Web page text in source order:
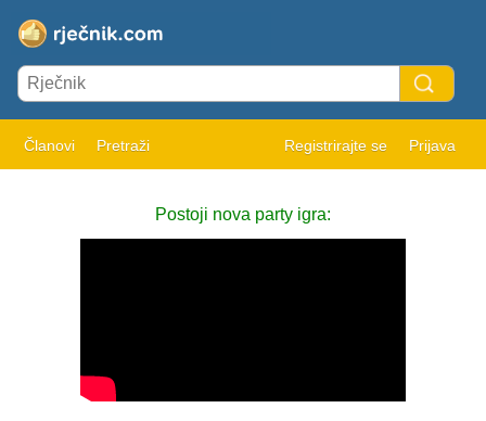
Članovi Pretraži Registrirajte se Prijava
Postoji nova party igra: